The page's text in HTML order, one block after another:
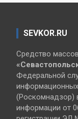
SEVKOR.RU
Средство
Федеральной
(Роскомнадзор)
информации от